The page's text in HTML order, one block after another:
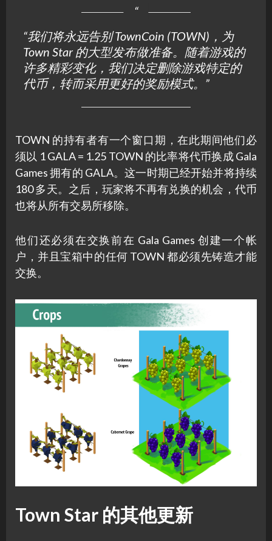
“我们将永远告别 TownCoin (TOWN)，为
Town Star 的大型发布做准备。随着游戏的
许多精彩变化，我们决定删除游戏特定的
代币，转而采用更好的奖励模式。”
TOWN 的持有者有一个窗口期，在此期间他们必
须以 1 GALA = 1.25 TOWN 的比率将代币换成 Gala
Games 拥有的 GALA。这一时期已经开始并将持续
180 多天。之后，玩家将不再有兑换的机会，代币
也将从所有交易所移除。
他们还必须在交换前在 Gala Games 创建一个帐
户，并且宝箱中的任何 TOWN 都必须先铸造才能
交换。
Town Star 的其他更新